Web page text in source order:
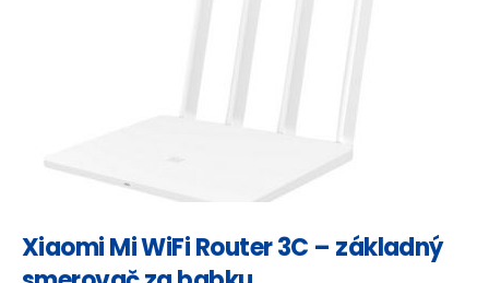
Xiaomi Mi WiFi Router 3C – základný